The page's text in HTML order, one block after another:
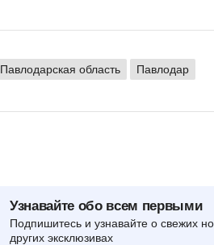
Павлодарская область Павлодар
Узнавайте обо всем первыми
Подпишитесь и узнавайте о свежих
других эксклюзивах